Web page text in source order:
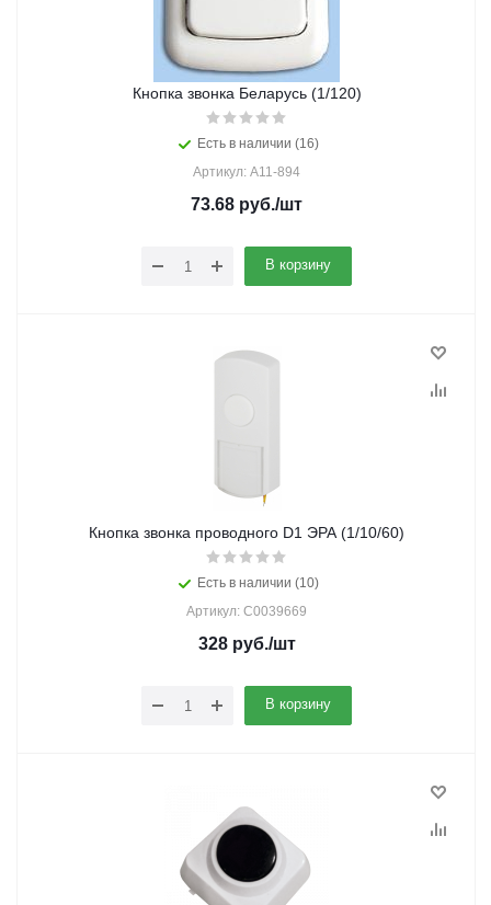
Кнопка звонка Беларусь (1/120)
Есть в наличии (16)
Артикул: А11-894
73.68 руб./шт
В корзину
Кнопка звонка проводного D1 ЭРА (1/10/60)
Есть в наличии (10)
Артикул: C0039669
328руб./шт
В корзину